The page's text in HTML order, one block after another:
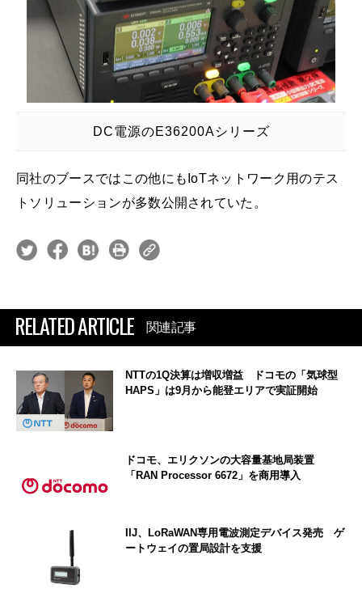
DC電源のE36200Aシリーズ
同社のブースではこの他にもIoTネットワーク用のテス
トソリューションが多数公開されていた。
RELATED ARTICLE 関連記事
NTTの1Q決算は増収増益 ドコモの「気球型
HAPS」は9月から能登エリアで実証開始
ドコモ、エリクソンの大容量基地局装置
「RAN Processor 6672」を商用導入
IIJ、LoRaWAN専用電波測定デバイス発売 ゲ
ートウェイの置局設計を支援